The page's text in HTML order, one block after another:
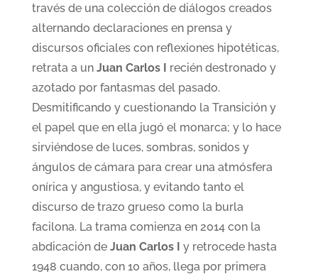
través de una colección de diálogos creados
alternando declaraciones en prensa y
discursos oficiales con reflexiones hipotéticas,
retrata a un Juan Carlos I recién destronado y
azotado por fantasmas del pasado.
Desmitificando y cuestionando la Transición y
el papel que en ella jugó el monarca; y lo hace
sirviéndose de luces, sombras, sonidos y
ángulos de cámara para crear una atmósfera
onírica y angustiosa, y evitando tanto el
discurso de trazo grueso como la burla
facilona. La trama comienza en 2014 con la
abdicación de Juan Carlos I y retrocede hasta
1948 cuando, con 10 años, llega por primera